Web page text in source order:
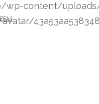
wp-content/